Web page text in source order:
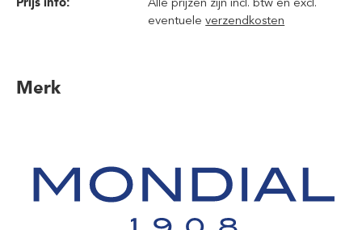
eventueleverzendkosten
Merk